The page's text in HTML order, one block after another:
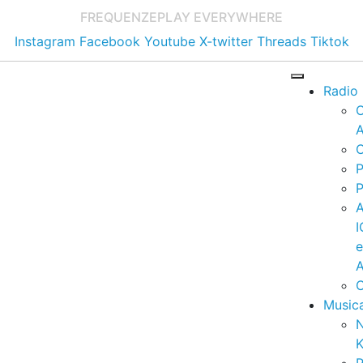
FREQUENZEPLAY EVERYWHERE
Instagram Facebook Youtube X-twitter Threads Tiktok
Radio
e